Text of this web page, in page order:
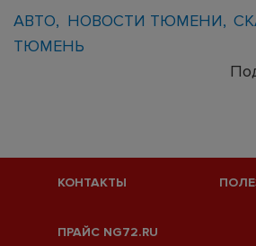
АВТО НОВОСТИ ТЮМЕНИ
ТЮМЕНЬ
КОНТАКТЫ
ПРАЙС NG72.RU